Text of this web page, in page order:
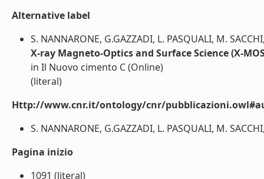
Alternative label
S. NANNARONE, G.GAZZADI, L. PASQUALI, M.
X-ray Magneto-Optics and Surface Science (X-
in Il Nuovo cimento C (Online)
(literal)
Http://www.cnr.it/ontology/cnr/
S. NANNARONE, G.GAZZADI, L. PASQUALI, M.
Pagina inizio
1091 (literal)